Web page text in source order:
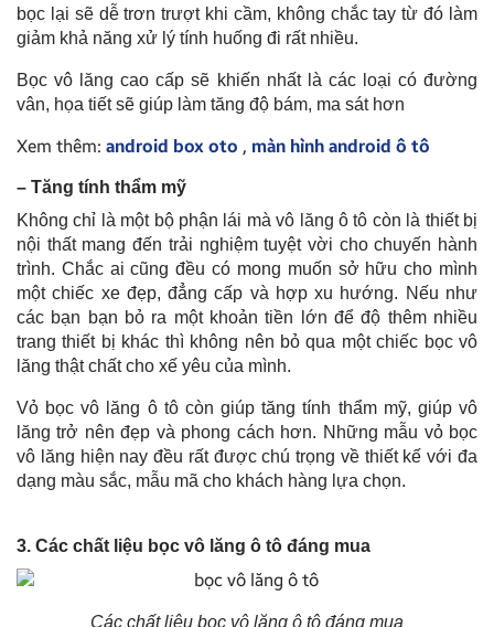
bọc lại sẽ dễ trơn trượt khi cầm, không chắc tay từ đó làm
giảm khả năng xử lý tính huống đi rất nhiều.
Bọc vô lăng cao cấp sẽ khiến nhất là các loại có đường
vân, họa tiết sẽ giúp làm tăng độ bám, ma sát hơn
Xem thêm: android box oto , màn hình android ô tô
– Tăng tính thẩm mỹ
Không chỉ là một bộ phận lái mà vô lăng ô tô còn là thiết bị
nội thất mang đến trải nghiệm tuyệt vời cho chuyến hành
trình. Chắc ai cũng đều có mong muốn sở hữu cho mình
một chiếc xe đẹp, đẳng cấp và hợp xu hướng. Nếu như
các bạn bạn bỏ ra một khoản tiền lớn để độ thêm nhiều
trang thiết bị khác thì không nên bỏ qua một chiếc bọc vô
lăng thật chất cho xế yêu của mình.
Vỏ bọc vô lăng ô tô còn giúp tăng tính thẩm mỹ, giúp vô
lăng trở nên đẹp và phong cách hơn. Những mẫu vỏ bọc
vô lăng hiện nay đều rất được chú trọng về thiết kế với đa
dạng màu sắc, mẫu mã cho khách hàng lựa chọn.
3. Các chất liệu bọc vô lăng ô tô đáng mua
Các chất liệu bọc vô lăng ô tô đáng mua